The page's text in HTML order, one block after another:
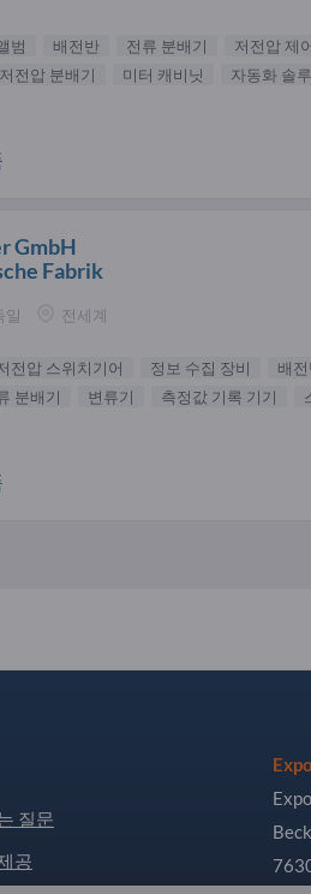
범 배전반 전류 분배기
저전압 제
저전압 분배기 미터 캐비닛 자동화 솔
GmbH
Fabrik
일 전세계
전압 스위치기어 정보 수집 장비 배
분배기 변류기 측정값 기록 기기
질문
공